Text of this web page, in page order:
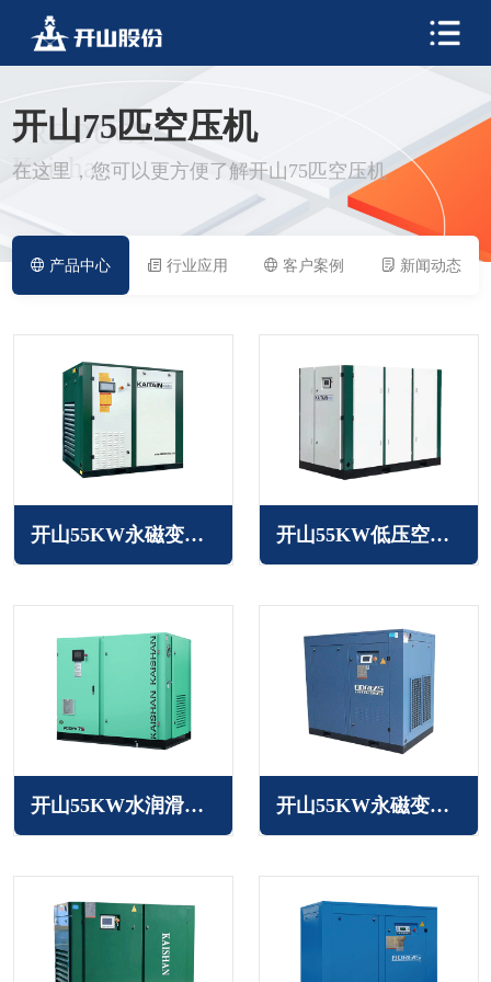
PRODUCT
Kaishan
开山75匹空压机
在这里，您可以更方便了解开山75匹空压机
产品中心 行业应用 客户案例 新闻动态
开山55KW永磁变频空压机 开山55KW低压空压机JN系列
开山55KW水润滑无油空压机 开山55KW永磁变频空压机BMVF系列